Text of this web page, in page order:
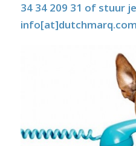
34 34 209 31 of stuur